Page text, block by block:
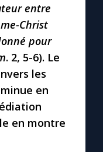
entre
Christ
pour
. 2, 5-6). Le
les
en
en montre